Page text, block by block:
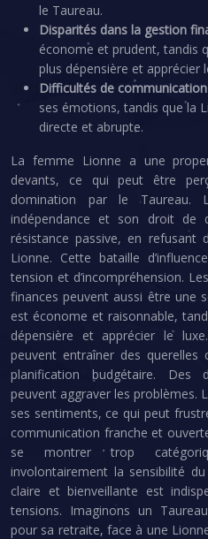
le Taureau.
Disparités dans la gestion
économe et prudent, tandis
plus dépensière et apprécier
Difficultés de
ses émotions, tandis que la
directe et abrupte.
La femme Lionne a une
devants, ce qui peut être
domination par le Taureau.
indépendance et son droit de
résistance passive, en
Lionne. Cette bataille
tension et d’incompréhension.
finances peuvent aussi être une
est économe et raisonnable,
dépensière et apprécier le
peuvent entraîner des querelles
planification budgétaire. Des
peuvent aggraver les problèmes.
ses sentiments, ce qui peut
communication franche et
se montrer trop
involontairement la sensibilité
claire et bienveillante est
tensions. Imaginons un
pour sa retraite, face à une